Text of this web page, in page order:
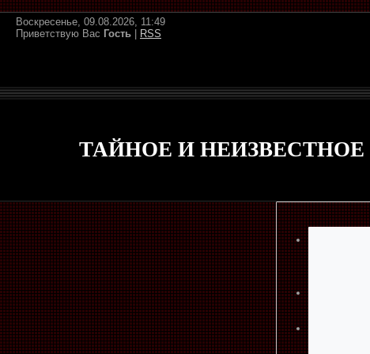
Воскресенье, 09.08.2026, 11:49
Приветствую Вас Гость RSS
ТАЙНОЕ И НЕИЗВЕСТНОЕ